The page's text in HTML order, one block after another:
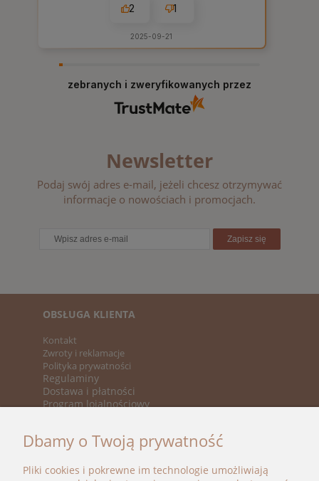
2 1
2025-09-21
zebranych i zweryfikowanych przez
Newsletter
Podaj swój adres e-mail, jeżeli chcesz otrzymywać
informacje o nowościach i promocjach.
Zapisz się
OBSŁUGA KLIENTA
Kontakt
Zwroty i reklamacje
Polityka prywatności
Regulaminy
Dostawa i płatności
Program lojalnościowy
Promocje
Dbamy o Twoją prywatność
Pliki cookies i pokrewne im technologie umożliwiają